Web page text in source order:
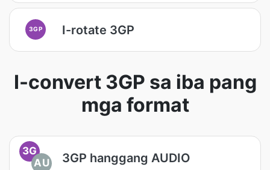
3GP I-rotate 3GP
I-convert 3GP sa iba pang
mga format
3G
AU
3GP hanggang AUDIO